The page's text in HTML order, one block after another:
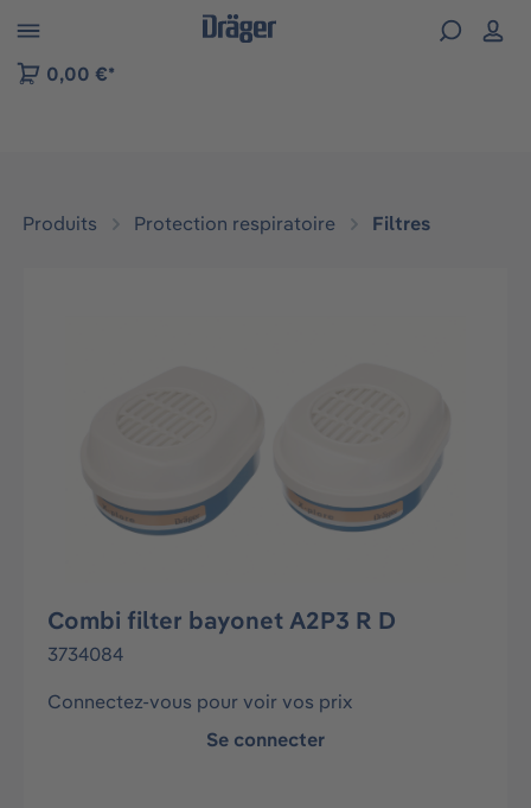
to B2B platform navigation
0,00 €*
Produits Protection respiratoire Filtres
Combi filter bayonet A2P3 R D
3734084
Connectez-vous pour voir vos prix
Se connecter